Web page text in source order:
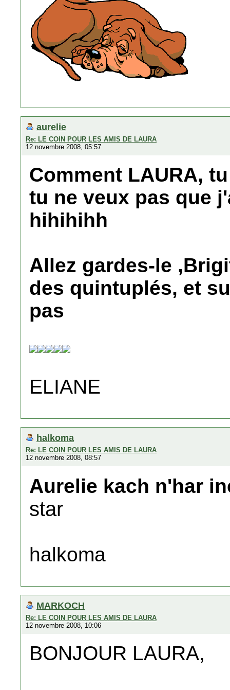
aurelie
Re: LE COIN POUR LES AMIS DE LAURA
12 novembre 2008, 05:57
Comment LAURA,
tu ne veux pas que
hihihihh
Allez gardes-le
des quintuplés, et
pas
ELIANE
halkoma
Re: LE COIN POUR LES AMIS DE LAURA
12 novembre 2008, 08:57
Aurelie kach n'har
star
halkoma
MARKOCH
Re: LE COIN POUR LES AMIS DE LAURA
12 novembre 2008, 10:06
BONJOUR LAURA,